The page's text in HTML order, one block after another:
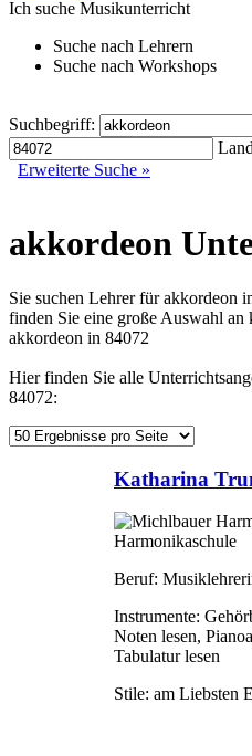
Ich suche Musikunterricht
Suche nach Lehrern
Suche nach Workshops
Suchbegriff:
Erweiterte Suche »
akkordeon
Sie suchen Lehrer für akkordeon
finden Sie eine große Auswahl
akkordeon in 84072
Hier finden Sie alle
84072:
Katharina
Harmonikaschule
Beruf:
Instrumente:
Noten lesen,
Tabulatur lesen
Stile: am Liebsten